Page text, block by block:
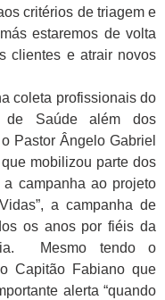
critérios de triagem e
estaremos de volta
clientes e atrair novos
coleta profissionais do
de Saúde além dos
Pastor Ângelo Gabriel
mobilizou parte dos
campanha ao projeto
a campanha de
os anos por fiéis da
Mesmo tendo o
Capitão Fabiano que
alerta “quando